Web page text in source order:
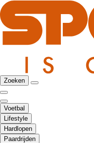
Zoeken
Voetbal
Lifestyle
Hardlopen
Paardrijden